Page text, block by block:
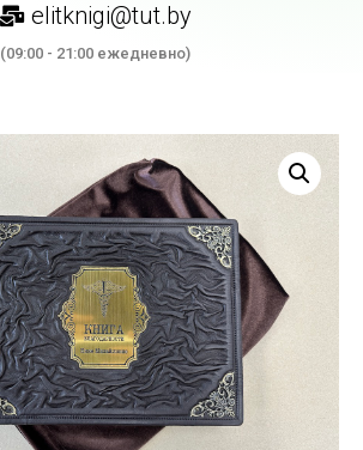
elitknigi@tut.by
(09:00 - 21:00 ежедневно)